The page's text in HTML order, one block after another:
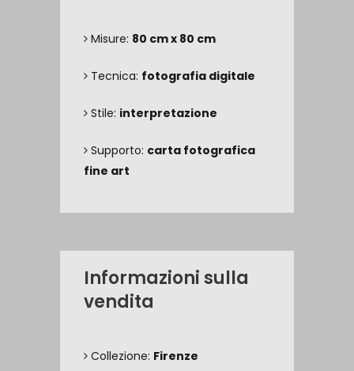
Misure: 80 cm x 80 cm
Tecnica: fotografia digitale
Stile: interpretazione
Supporto: carta fotografica
fine art
Informazioni sulla
vendita
Collezione: Firenze